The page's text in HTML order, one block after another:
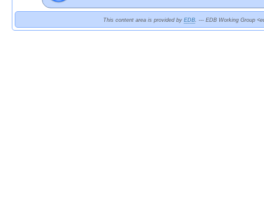
This content area is provided by EDB. --- EDB Working Group